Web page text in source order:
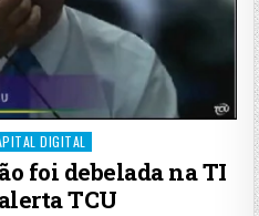
DIGITAL
foi debelada na TI
TCU